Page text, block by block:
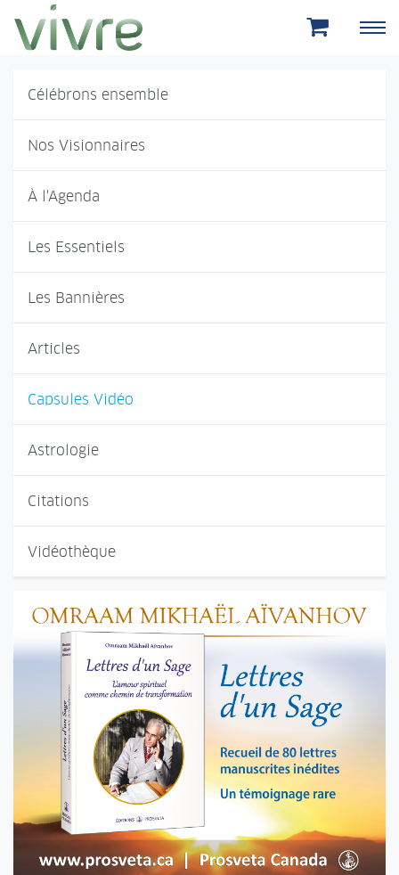
Aller au menu principal
Aller au contenu principal
Célébrons ensemble
Nos Visionnaires
À l'Agenda
Les Essentiels
Les Bannières
Articles
Capsules Vidéo
Astrologie
Citations
Vidéothèque